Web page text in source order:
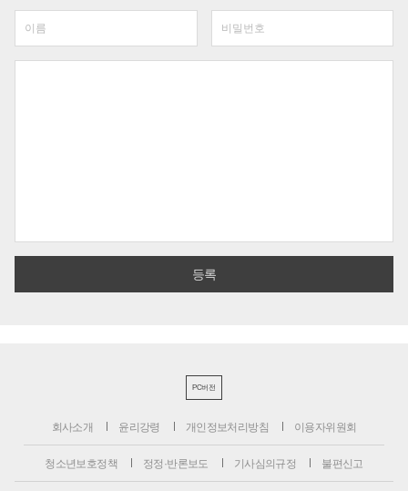
PC버전
회사소개 윤리강령 개인정보처리방침 이용자위원회
청소년보호정책 정정·반론보도 기사심의규정 불편신고